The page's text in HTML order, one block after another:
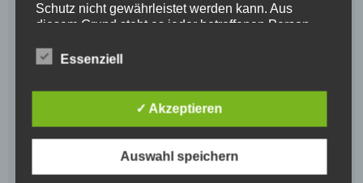
Schutz nicht gewährleistet werden kann. Aus
diesem Grund steht es jeder betroffenen Person
alternativen Wegen, beispielsweise telefonisch, an
Begriffsbestimmungen
Die Datenschutzerklärung beruht auf den
Begrifflichkeiten, die durch den Europäischen
Richtlinien- und Verordnungsgeber beim Erlass der
Datenschutz-Grundverordnung (DS-GVO)
Essenziell
✓ Akzeptieren
Auswahl speichern